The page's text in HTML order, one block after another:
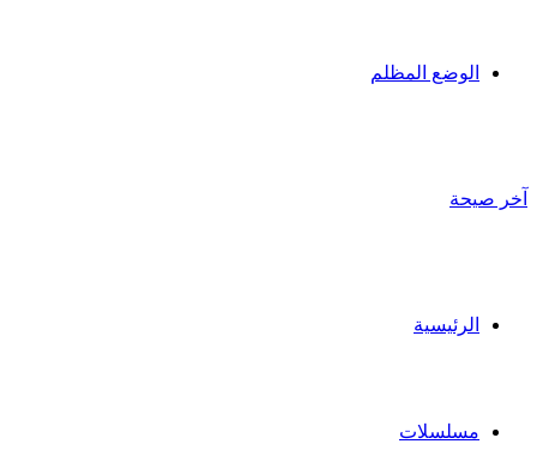
الوضع المظلم
آخر صيحة
الرئيسية
مسلسلات